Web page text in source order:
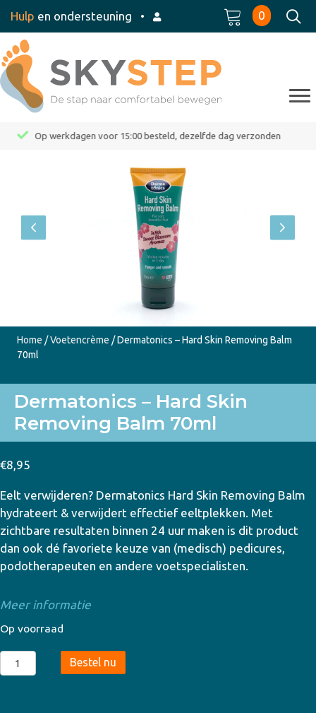
Hulp en ondersteuning • 0
Op werkdagen voor 15:00 besteld, dezelfde dag verzonden
Home /Voetencrème / Dermatonics – Hard Skin Removing Balm
70ml
Dermatonics – Hard Skin
Removing Balm 70ml
€8,95
Eelt verwijderen? Dermatonics Hard Skin Removing Balm
hydrateert & verwijdert effectief eeltplekken. Met
zichtbare resultaten binnen 24 uur maken is dit product
dan ook dé favoriete keuze van (medisch) pedicures,
podotherapeuten en andere voetspecialisten.
Meer informatie
Op voorraad
Dermatonics
–
Bestel nu